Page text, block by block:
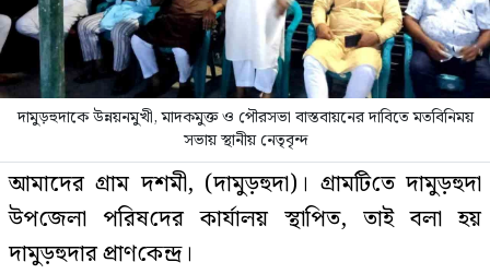
দামুড়হুদাকে উন্নয়নমুখী, মাদকমুক্ত ও পৌরসভা বাস্তবায়নের দাবিতে মতবিনিময়
সভায় স্থানীয় নেতৃবৃন্দ
আমাদের গ্রাম দশমী, (দামুড়হুদা)। গ্রাম‌টি‌তে দামুড়হুদা
উপ‌জেলা প‌রিষ‌দের কার্যালয় স্থা‌পিত, তাই বলা হয়
দামুড়হুদার প্রাণ‌কেন্দ্র।